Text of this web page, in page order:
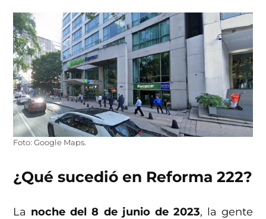
Foto: Google Maps.
¿Qué sucedió en Reforma 222?
La noche del 8 de junio de 2023, la gente